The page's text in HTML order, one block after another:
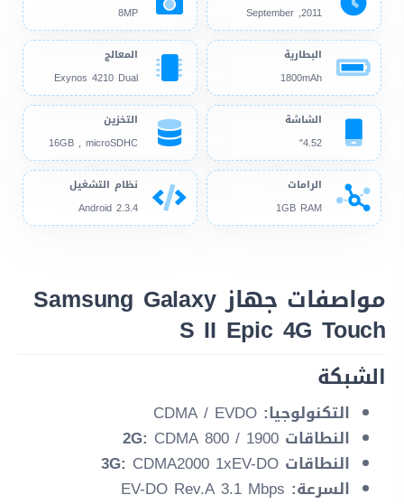
2011, September
8MP
البطارية
1800mAh
المعالج
Exynos 4210 Dual
الشاشة
4.52"
التخزين
16GB , microSDHC
الرامات
1GB RAM
نظام التشغيل
Android 2.3.4
مواصفات جهاز Samsung Galaxy
S II Epic 4G Touch
الشبكة
التكنولوجيا:
النطاقات 2G: CDMA 800 / 1900
النطاقات 3G: CDMA2000 1xEV-DO
السرعة: